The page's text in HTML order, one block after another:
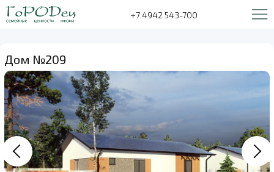
+7 4942 543-700
Дом №209